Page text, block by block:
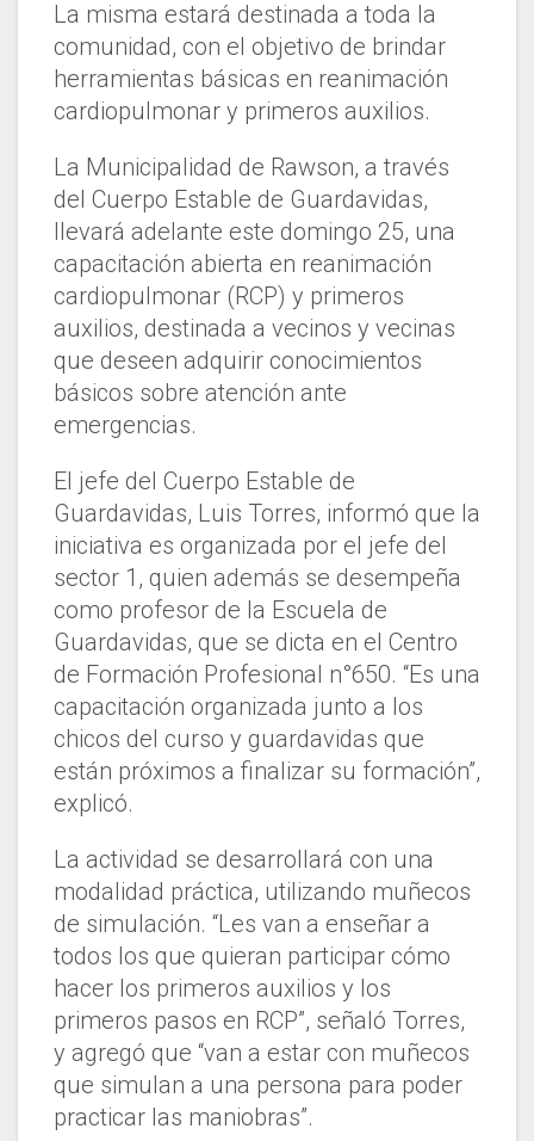
La misma estará destinada a toda la
comunidad, con el objetivo de brindar
herramientas básicas en reanimación
cardiopulmonar y primeros auxilios.
La Municipalidad de Rawson, a través
del Cuerpo Estable de Guardavidas,
llevará adelante este domingo 25, una
capacitación abierta en reanimación
cardiopulmonar (RCP) y primeros
auxilios, destinada a vecinos y vecinas
que deseen adquirir conocimientos
básicos sobre atención ante
emergencias.
El jefe del Cuerpo Estable de
Guardavidas, Luis Torres, informó que la
iniciativa es organizada por el jefe del
sector 1, quien además se desempeña
como profesor de la Escuela de
Guardavidas, que se dicta en el Centro
de Formación Profesional n°650. “Es una
capacitación organizada junto a los
chicos del curso y guardavidas que
están próximos a finalizar su formación”,
explicó.
La actividad se desarrollará con una
modalidad práctica, utilizando muñecos
de simulación. “Les van a enseñar a
todos los que quieran participar cómo
hacer los primeros auxilios y los
primeros pasos en RCP”, señaló Torres,
y agregó que “van a estar con muñecos
que simulan a una persona para poder
practicar las maniobras”.